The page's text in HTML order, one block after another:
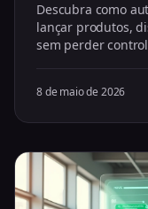
Descubra como
lançar produtos,
sem perder
8 de maio de 2026